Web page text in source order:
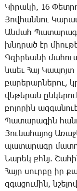
­­­­­Կի­րա­կի, 16
­­­Յով­հան­նու
Ան­մահ
խնդրած էր
Գ­զի­րեա­նի
նաեւ ­­­Հայ ­­­­Կա­պոյտ
բա­րե­րար­նե­րու,
վե­թե­րան
բո­լո­րին
­­Պա­տա­րա­գին
­­Յու­նա­հա­յոց
պատարագը
­­Նա­րեկ քհնյ.
Հայր սուրբը իր
զգացումին,